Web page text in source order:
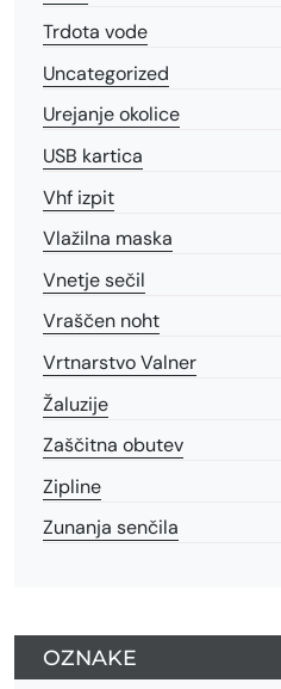
Trdota vode
Uncategorized
Urejanje okolice
USB kartica
Vhf izpit
Vlažilna maska
Vnetje sečil
Vraščen noht
Vrtnarstvo Valner
Žaluzije
Zaščitna obutev
Zipline
Zunanja senčila
OZNAKE